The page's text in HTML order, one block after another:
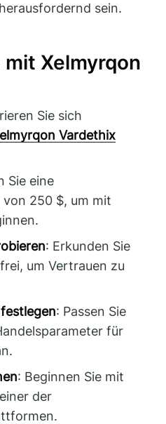
sein.
Xelmyrqon
Sie sich
Vardethix
Sie eine
250 $, um mit
: Erkunden Sie
um Vertrauen zu
: Passen Sie
für
: Beginnen Sie mit
der